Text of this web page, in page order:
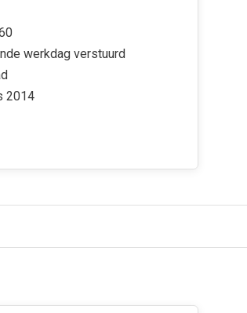
werkdag verstuurd
2014